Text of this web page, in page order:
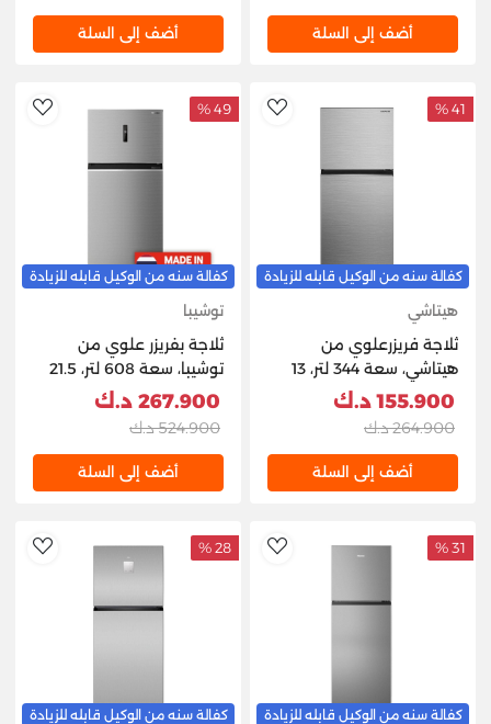
أضف إلى السلة أضف إلى السلة
AddToWishlist
41 %
كفالة سنه من الوكيل قابله للزيادة
هيتاشي
ثلاجة فريزرعلوي من
هيتاشي، سعة 344 لتر، 13
قدم مكعب،
155.900 د.ك
264.900 د.ك
أضف إلى السلة
49 %
كفالة سنه من الوكيل قابله للزيادة
توشيبا
ثلاجة بفريزر علوي من
توشيبا، سعة 608 لتر، 21.5
قدم مكعب، GR-RT835WE
267.900 د.ك
524.900 د.ك
أضف إلى السلة
AddToWishlist
31 %
كفالة سنه من الوكيل قابله للزيادة
28 %
كفالة سنه من الوكيل قابله للزيادة